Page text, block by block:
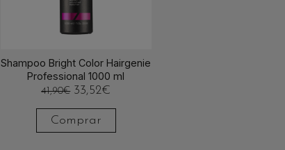
Shampoo Bright Color Hairgenie
Professional 1000 ml
41,90€ 33,52€
Comprar